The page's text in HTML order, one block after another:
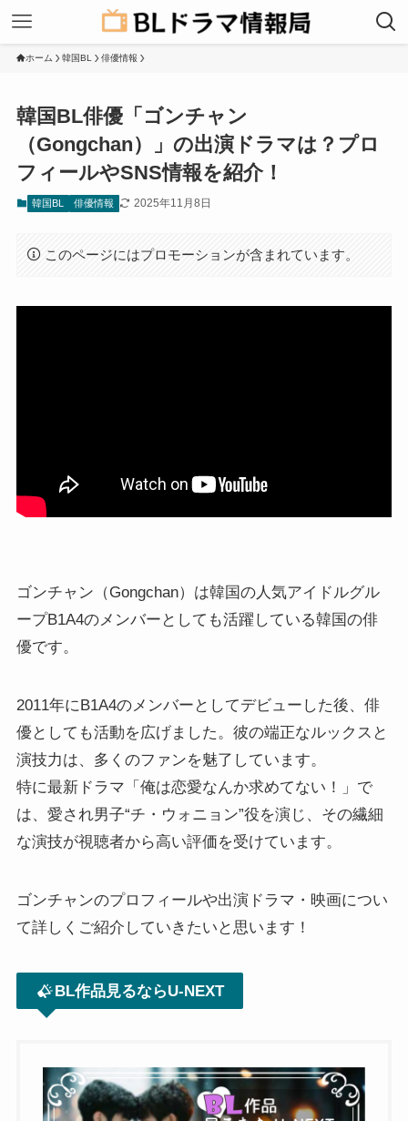
ホーム 韓国BL 俳優情報
韓国BL俳優「ゴンチャン
（Gongchan）」の出演ドラマは？プロ
フィールやSNS情報を紹介！
韓国BL 俳優情報 2025年11月8日
このページにはプロモーションが含まれています。
ゴンチャン（Gongchan）は韓国の人気アイドルグル
ープB1A4のメンバーとしても活躍している韓国の俳
優です。
2011年にB1A4のメンバーとしてデビューした後、俳
優としても活動を広げました。彼の端正なルックスと
演技力は、多くのファンを魅了しています。
特に最新ドラマ「俺は恋愛なんか求めてない！」で
は、愛され男子“チ・ウォニョン”役を演じ、その繊細
な演技が視聴者から高い評価を受けています。
ゴンチャンのプロフィールや出演ドラマ・映画につい
て詳しくご紹介していきたいと思います！
BL作品見るならU-NEXT